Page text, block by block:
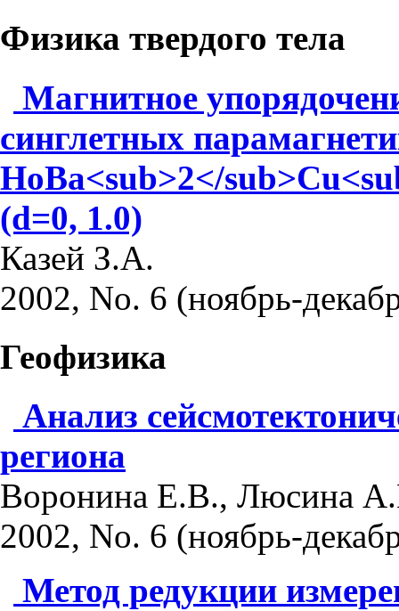
Физика твердого тела
Магнитное
синглетных
НоВа<sub>2</
(d=0, 1.0)
Казей З.А.
2002, No. 6 (ноябрь-
Геофизика
Анализ
региона
Воронина Е.В., Люсина
2002, No. 6 (ноябрь-
Метод редукции